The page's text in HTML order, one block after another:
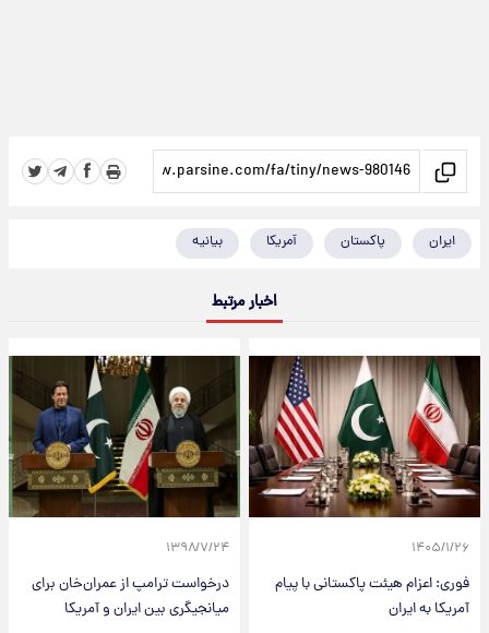
ایران پاکستان آمریکا بیانیه
اخبار مرتبط
۱۴۰۵/۱/۲۶
فوری: اعزام هیئت پاکستانی با پیام
آمریکا به ایران
۱۳۹۸/۷/۲۴
درخواست ترامپ از عمران‌خان برای
میانجیگری بین ایران و آمریکا